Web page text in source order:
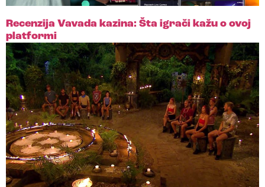
Recenzija Vavada kazina: Šta igrači kažu o ovoj
platformi